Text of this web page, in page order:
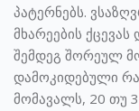
პატერნებს.
მხარეების
შემდეგ შორეულ
დამოკიდებული
მომავალს, 20 თუ